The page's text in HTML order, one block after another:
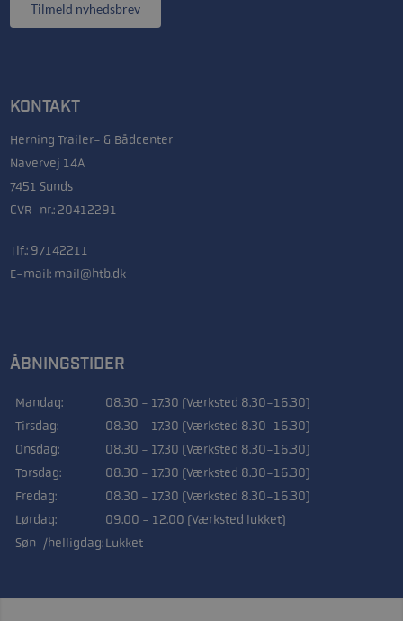
Tilmeld nyhedsbrev
KONTAKT
Herning Trailer- & Bådcenter
Navervej 14A
7451 Sunds
CVR-nr.: 20412291
Tlf.: 97142211
E-mail: mail@htb.dk
ÅBNINGSTIDER
Mandag:
08.30 - 17.30 (Værksted 8.30-16.30)
Tirsdag:
08.30 - 17.30 (Værksted 8.30-16.30)
Onsdag:
08.30 - 17.30 (Værksted 8.30-16.30)
Torsdag:
08.30 - 17.30 (Værksted 8.30-16.30)
Fredag:
08.30 - 17.30 (Værksted 8.30-16.30)
Lørdag:
09.00 - 12.00 (Værksted lukket)
Søn-/helligdag:Lukket